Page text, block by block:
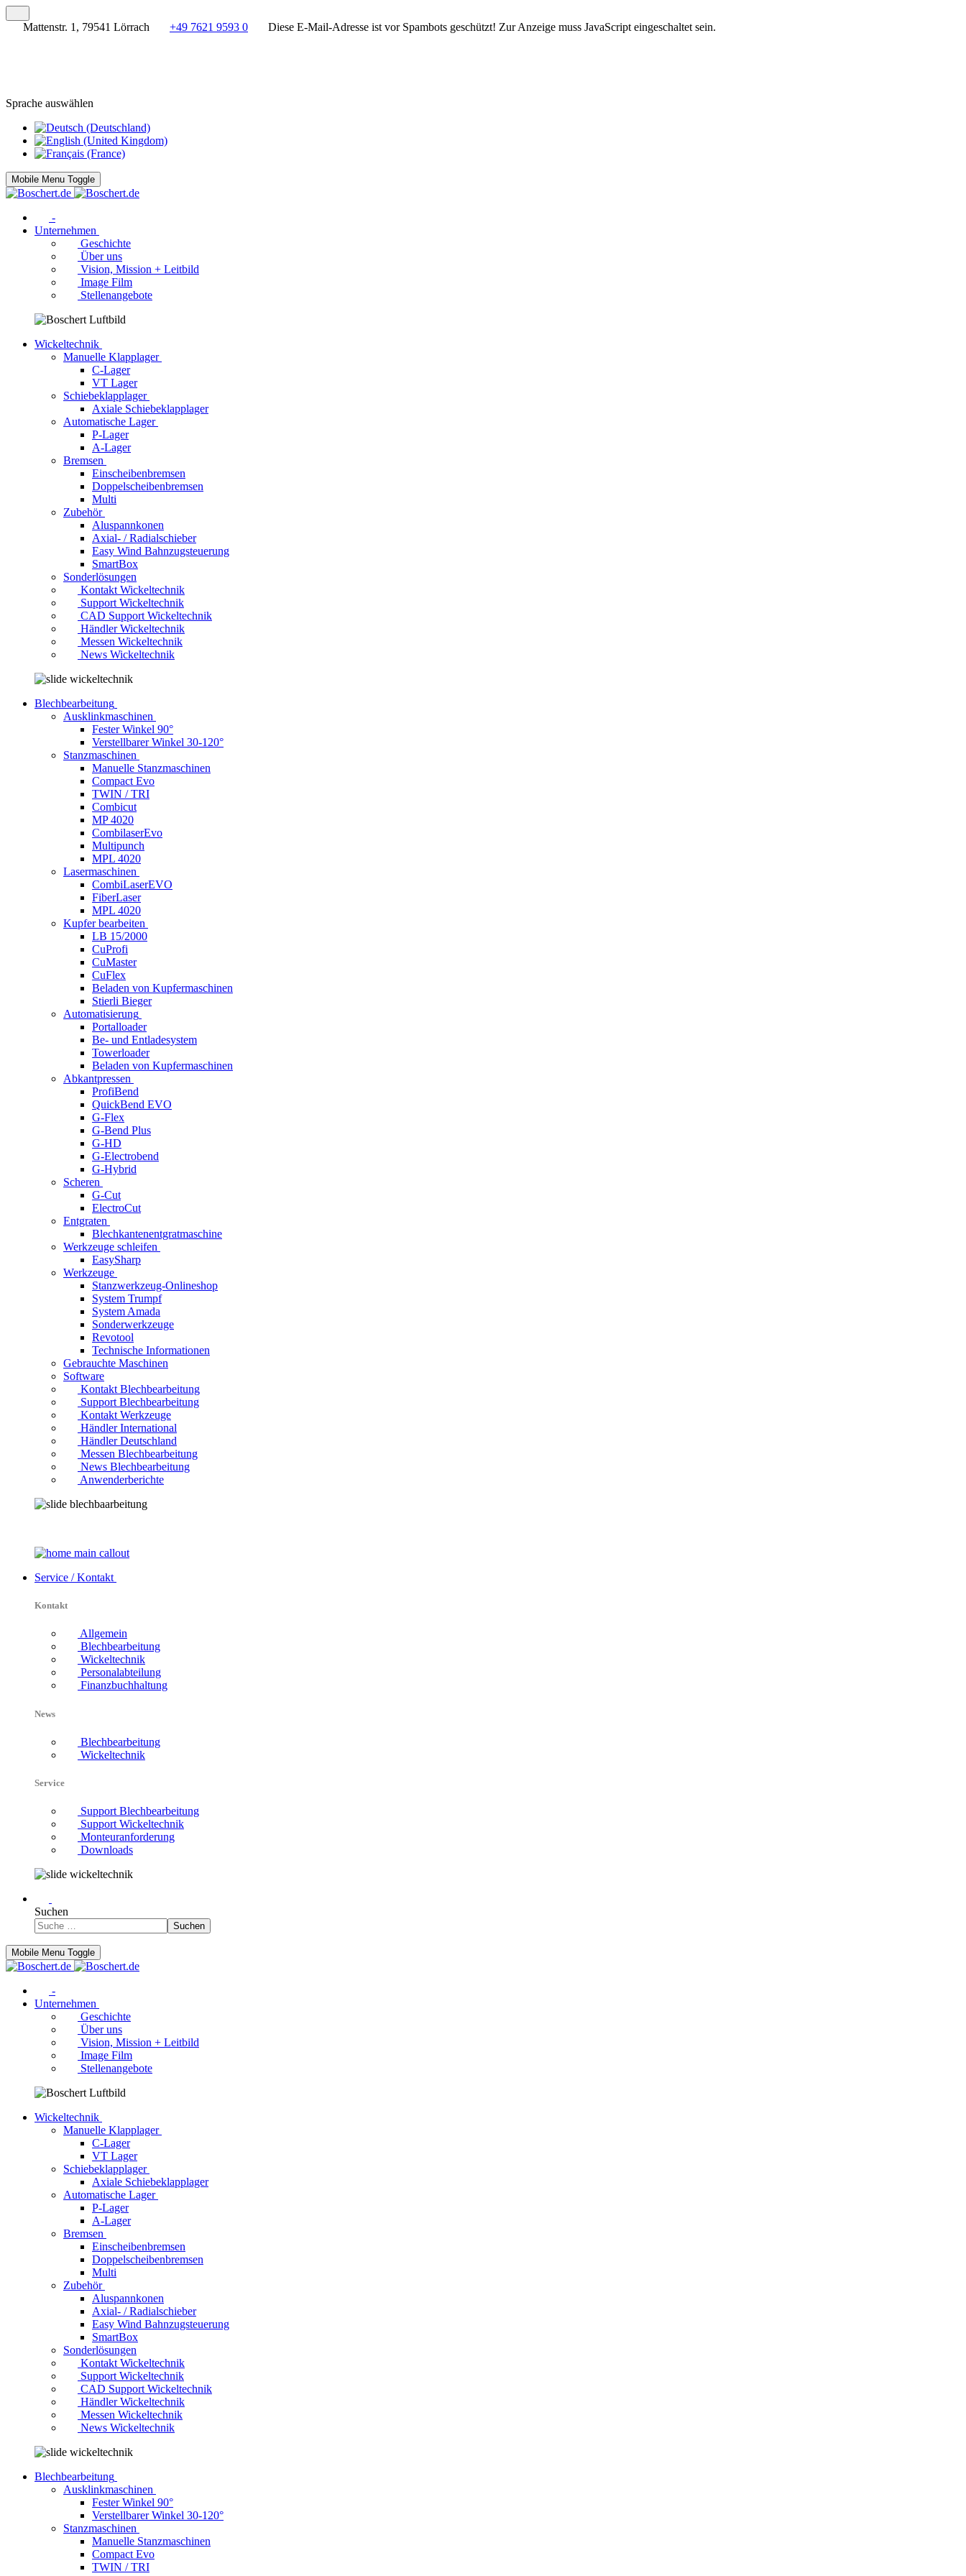
Mattenstr. 1, 79541 Lörrach +49 7621 9593 0 Diese E-Mail-Adresse ist vor Spambots geschützt! Zur Anzeige muss JavaScript eingeschaltet sein.
Sprache auswählen
Mobile Menu Toggle
-
Unternehmen
Geschichte
Über uns
Vision, Mission + Leitbild
Image Film
Stellenangebote
Wickeltechnik
Manuelle Klapplager
C-Lager
VT Lager
Schiebeklapplager
Axiale Schiebeklapplager
Automatische Lager
P-Lager
A-Lager
Bremsen
Einscheibenbremsen
Doppelscheibenbremsen
Multi
Zubehör
Aluspannkonen
Axial- / Radialschieber
Easy Wind Bahnzugsteuerung
SmartBox
Sonderlösungen
Kontakt Wickeltechnik
Support Wickeltechnik
CAD Support Wickeltechnik
Händler Wickeltechnik
Messen Wickeltechnik
News Wickeltechnik
Blechbearbeitung
Ausklinkmaschinen
Fester Winkel 90°
Verstellbarer Winkel 30-120°
Stanzmaschinen
Manuelle Stanzmaschinen
Compact Evo
TWIN / TRI
Combicut
MP 4020
CombilaserEvo
Multipunch
MPL 4020
Lasermaschinen
CombiLaserEVO
FiberLaser
MPL 4020
Kupfer bearbeiten
LB 15/2000
CuProfi
CuMaster
CuFlex
Beladen von Kupfermaschinen
Stierli Bieger
Automatisierung
Portalloader
Be- und Entladesystem
Towerloader
Beladen von Kupfermaschinen
Abkantpressen
ProfiBend
QuickBend EVO
G-Flex
G-Bend Plus
G-HD
G-Electrobend
G-Hybrid
Scheren
G-Cut
ElectroCut
Entgraten
Blechkantenentgratmaschine
Werkzeuge schleifen
EasySharp
Werkzeuge
Stanzwerkzeug-Onlineshop
System Trumpf
System Amada
Sonderwerkzeuge
Revotool
Technische Informationen
Gebrauchte Maschinen
Software
Kontakt Blechbearbeitung
Support Blechbearbeitung
Kontakt Werkzeuge
Händler International
Händler Deutschland
Messen Blechbearbeitung
News Blechbearbeitung
Anwenderberichte
Service / Kontakt
Kontakt
Allgemein
Blechbearbeitung
Wickeltechnik
Personalabteilung
Finanzbuchhaltung
News
Blechbearbeitung
Wickeltechnik
Service
Support Blechbearbeitung
Support Wickeltechnik
Monteuranforderung
Downloads
Suchen
Suchen
Mobile Menu Toggle
-
Unternehmen
Geschichte
Über uns
Vision, Mission + Leitbild
Image Film
Stellenangebote
Wickeltechnik
Manuelle Klapplager
C-Lager
VT Lager
Schiebeklapplager
Axiale Schiebeklapplager
Automatische Lager
P-Lager
A-Lager
Bremsen
Einscheibenbremsen
Doppelscheibenbremsen
Multi
Zubehör
Aluspannkonen
Axial- / Radialschieber
Easy Wind Bahnzugsteuerung
SmartBox
Sonderlösungen
Kontakt Wickeltechnik
Support Wickeltechnik
CAD Support Wickeltechnik
Händler Wickeltechnik
Messen Wickeltechnik
News Wickeltechnik
Blechbearbeitung
Ausklinkmaschinen
Fester Winkel 90°
Verstellbarer Winkel 30-120°
Stanzmaschinen
Manuelle Stanzmaschinen
Compact Evo
TWIN / TRI